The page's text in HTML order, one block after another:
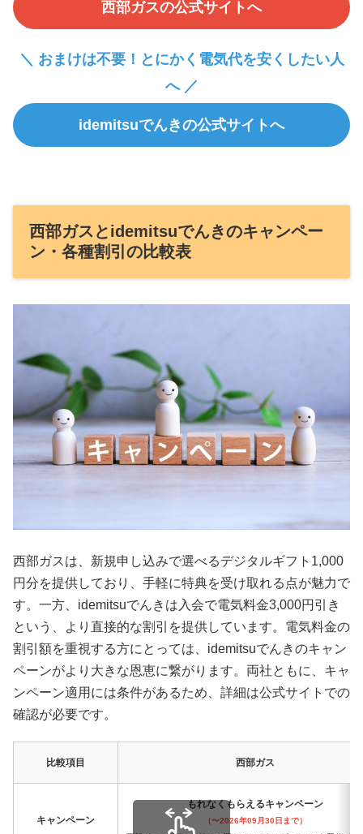
西部ガスの公式サイトへ
＼ おまけは不要！とにかく電気代を安くしたい人
へ ／
idemitsuでんきの公式サイトへ
西部ガスとidemitsuでんきのキャンペー
ン・各種割引の比較表
西部ガスは、新規申し込みで選べるデジタルギフト1,000
円分を提供しており、手軽に特典を受け取れる点が魅力で
す。一方、idemitsuでんきは入会で電気料金3,000円引き
という、より直接的な割引を提供しています。電気料金の
割引額を重視する方にとっては、idemitsuでんきのキャン
ペーンがより大きな恩恵に繋がります。両社ともに、キャ
ンペーン適用には条件があるため、詳細は公式サイトでの
確認が必要です。
比較項目 西部ガス
キャンペーン
もれなくもらえるキャンペーン
（〜2026年09月30日まで）